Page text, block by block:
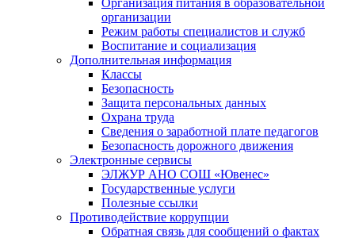
Организация питания в образовательной
организации
Режим работы специалистов и служб
Воспитание и социализация
Дополнительная информация
Классы
Безопасность
Защита персональных данных
Охрана труда
Сведения о заработной плате педагогов
Безопасность дорожного движения
Электронные сервисы
ЭЛЖУР АНО СОШ «Ювенес»
Государственные услуги
Полезные ссылки
Противодействие коррупции
Обратная связь для сообщений о фактах